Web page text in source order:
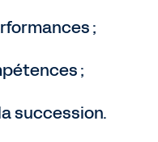
;
;
succession.